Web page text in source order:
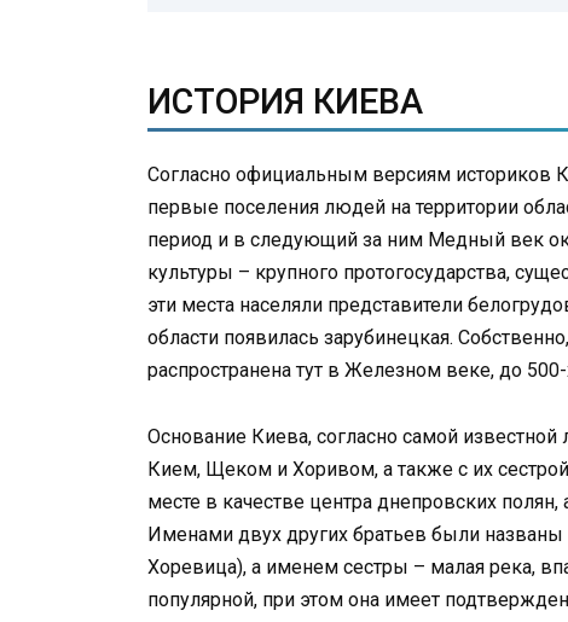
ИСТОРИЯ КИЕВА
Согласно официальным версиям историков
первые поселения людей на территории
период и в следующий за ним Медный век
культуры – крупного протогосударства,
эти места населяли представители
области появилась зарубинецкая.
распространена тут в Железном веке, до
Основание Киева, согласно самой
Кием, Щеком и Хоривом, а также с их
месте в качестве центра днепровских
Именами двух других братьев были
Хоревица), а именем сестры – малая река,
популярной, при этом она имеет